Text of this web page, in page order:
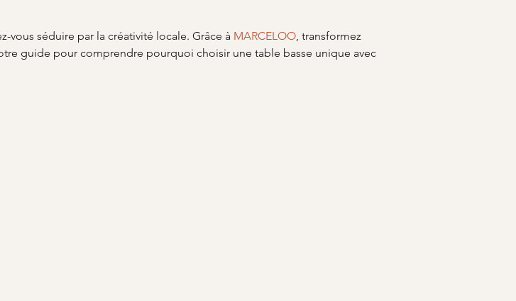
vous séduire par la créativité locale. Grâce à MARCELOO, transformez
guide pour comprendre pourquoi choisir une table basse unique avec